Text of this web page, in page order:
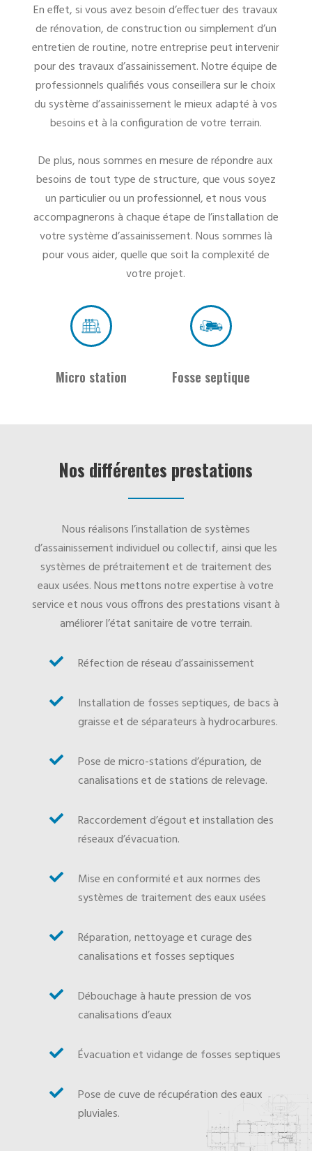
En effet, si vous avez besoin d’effectuer des travaux
de rénovation, de construction ou simplement d’un
entretien de routine, notre entreprise peut intervenir
pour des travaux d’assainissement. Notre équipe de
professionnels qualifiés vous conseillera sur le choix
du système d’assainissement le mieux adapté à vos
besoins et à la configuration de votre terrain.
De plus, nous sommes en mesure de répondre aux
besoins de tout type de structure, que vous soyez
un particulier ou un professionnel, et nous vous
accompagnerons à chaque étape de l’installation de
votre système d’assainissement. Nous sommes là
pour vous aider, quelle que soit la complexité de
votre projet.
Micro station Fosse septique
Nos différentes prestations
Nous réalisons l’installation de systèmes
d’assainissement individuel ou collectif, ainsi que les
systèmes de prétraitement et de traitement des
eaux usées. Nous mettons notre expertise à votre
service et nous vous offrons des prestations visant à
améliorer l’état sanitaire de votre terrain.
 Réfection de réseau d’assainissement

Installation de fosses septiques, de bacs à
graisse et de séparateurs à hydrocarbures.

Pose de micro-stations d’épuration, de
canalisations et de stations de relevage.

Raccordement d’égout et installation des
réseaux d’évacuation.

Mise en conformité et aux normes des
systèmes de traitement des eaux usées

Réparation, nettoyage et curage des
canalisations et fosses septiques

Débouchage à haute pression de vos
canalisations d’eaux
 Évacuation et vidange de fosses septiques

Pose de cuve de récupération des eaux
pluviales.